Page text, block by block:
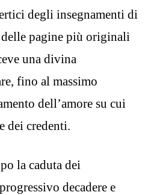
degli insegnamenti di
pagine più originali
una divina
fino al massimo
dell’amore su cui
dei credenti.
la caduta dei
decadere e